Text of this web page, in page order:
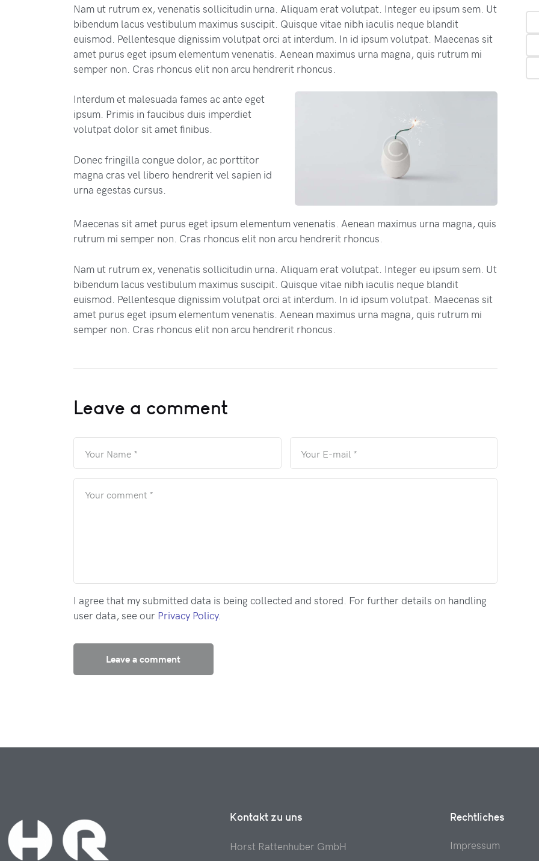
Nam ut rutrum ex, venenatis sollicitudin urna. Aliquam erat volutpat. Integer eu ipsum sem. Ut
bibendum lacus vestibulum maximus suscipit. Quisque vitae nibh iaculis neque blandit
euismod. Pellentesque dignissim volutpat orci at interdum. In id ipsum volutpat. Maecenas sit
amet purus eget ipsum elementum venenatis. Aenean maximus urna magna, quis rutrum mi
semper non. Cras rhoncus elit non arcu hendrerit rhoncus.
Interdum et malesuada fames ac ante eget
ipsum. Primis in faucibus duis imperdiet
volutpat dolor sit amet finibus.
Donec fringilla congue dolor, ac porttitor
magna cras vel libero hendrerit vel sapien id
urna egestas cursus.
Maecenas sit amet purus eget ipsum elementum venenatis. Aenean maximus urna magna, quis
rutrum mi semper non. Cras rhoncus elit non arcu hendrerit rhoncus.
Nam ut rutrum ex, venenatis sollicitudin urna. Aliquam erat volutpat. Integer eu ipsum sem. Ut
bibendum lacus vestibulum maximus suscipit. Quisque vitae nibh iaculis neque blandit
euismod. Pellentesque dignissim volutpat orci at interdum. In id ipsum volutpat. Maecenas sit
amet purus eget ipsum elementum venenatis. Aenean maximus urna magna, quis rutrum mi
semper non. Cras rhoncus elit non arcu hendrerit rhoncus.
Leave a comment
I agree that my submitted data is being collected and stored. For further details on handling
user data, see our Privacy Policy.
Kontakt zu uns
Horst Rattenhuber GmbH
Rechtliches
Impressum